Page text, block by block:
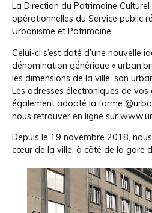
La Direction du Patrimoine
opérationnelles du Service public
Urbanisme et Patrimoine.
Celui-ci s’est doté d’une nouvelle
dénomination générique «
les dimensions de la ville, son
Les adresses électroniques de
également adopté la forme
nous retrouver en ligne sur
Depuis le 19 novembre 2018,
cœur de la ville, à côté de la gare